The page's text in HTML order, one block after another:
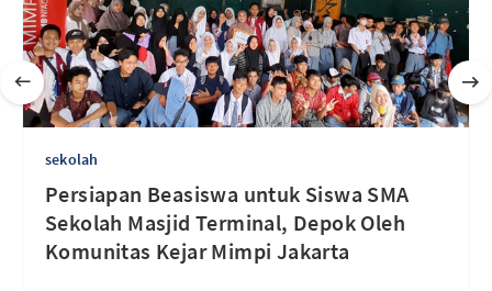
sekolah
Persiapan Beasiswa untuk Siswa SMA
Sekolah Masjid Terminal, Depok Oleh
Komunitas Kejar Mimpi Jakarta